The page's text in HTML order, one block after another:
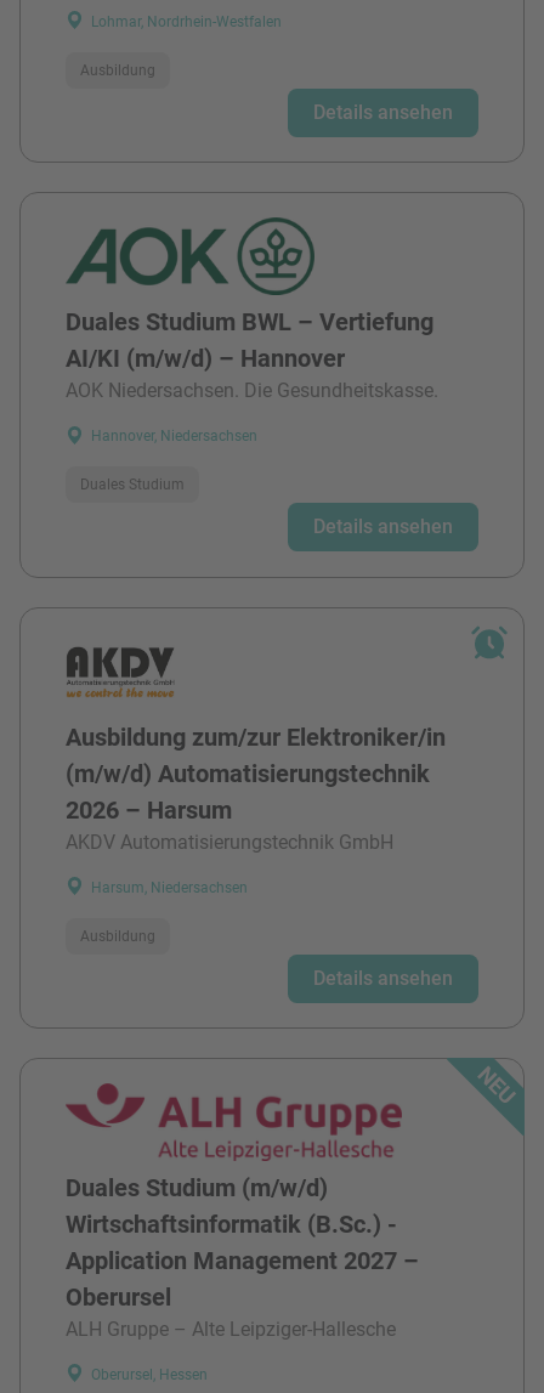
Lohmar, Nordrhein-Westfalen
Ausbildung
Details ansehen
Duales Studium BWL – Vertiefung
AI/KI (m/w/d) – Hannover
AOK Niedersachsen. Die Gesundheitskasse.
Hannover, Niedersachsen
Duales Studium
Details ansehen
Ausbildung zum/zur Elektroniker/in
(m/w/d) Automatisierungstechnik
2026 – Harsum
AKDV Automatisierungstechnik GmbH
Harsum, Niedersachsen
Ausbildung
Details ansehen
Duales Studium (m/w/d)
Wirtschaftsinformatik (B.Sc.) -
Application Management 2027 –
Oberursel
ALH Gruppe – Alte Leipziger-Hallesche
Oberursel, Hessen